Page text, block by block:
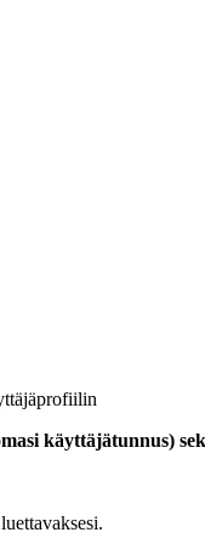
käyttäjätunnus)